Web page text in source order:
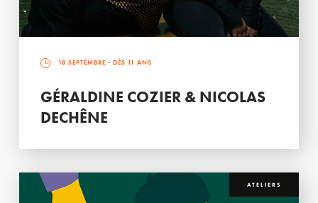
18 SEPTEMBRE - DÈS 11 ANS
GÉRALDINE COZIER & NICOLAS
DECHÊNE
ATELIERS